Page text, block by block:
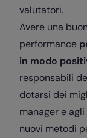
valutatori.
Avere una
performance
in modo
responsabili
dotarsi dei
manager e
nuovi metodi